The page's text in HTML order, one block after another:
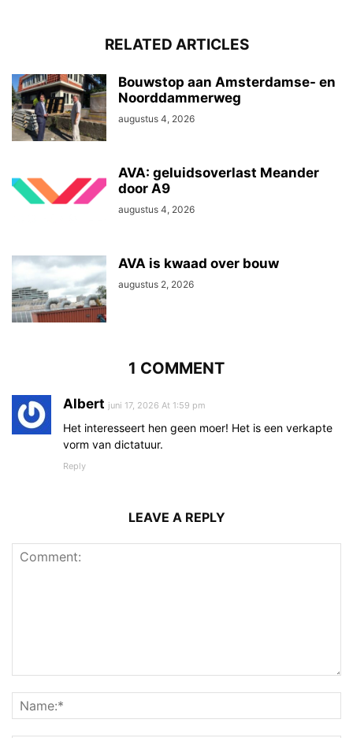
RELATED ARTICLES
Bouwstop aan Amsterdamse- en
Noorddammerweg
augustus 4, 2026
AVA: geluidsoverlast Meander
door A9
augustus 4, 2026
AVA is kwaad over bouw
augustus 2, 2026
1 COMMENT
Albert juni 17, 2026 At 1:59 pm
Het interesseert hen geen moer! Het is een verkapte
vorm van dictatuur.
Reply
LEAVE A REPLY